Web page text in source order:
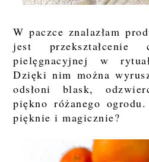
W paczce znalazłam
jest przekształcenie
pielęgnacyjnej w
Dzięki nim można
odsłoni blask,
piękno różanego
pięknie i magicznie?